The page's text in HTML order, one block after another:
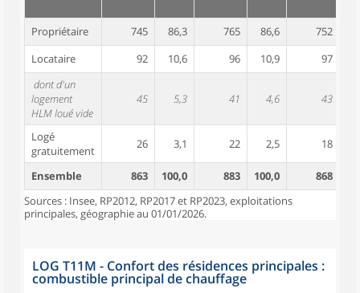
Propriétaire 745 86,3 765 86,6 752
Locataire
92 10,6 96 10,9 97
dont d'un
logement
HLM loué vide
45 5,3 41 4,6 43
Logé
gratuitement
26 3,1 22 2,5 18
Ensemble 863 100,0 883 100,0 868
Sources : Insee, RP2012, RP2017 et RP2023, exploitations
principales, géographie au 01/01/2026.
LOG T11M - Confort des résidences principales :
combustible principal de chauffage